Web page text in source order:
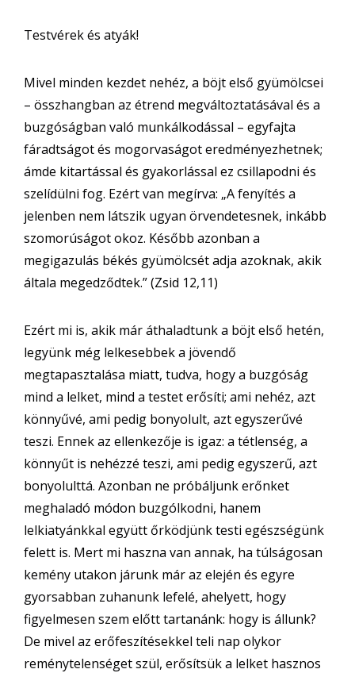
Testvérek és atyák!
Mivel minden kezdet nehéz, a böjt első gyümölcsei
– összhangban az étrend megváltoztatásával és a
buzgóságban való munkálkodással – egyfajta
fáradtságot és mogorvaságot eredményezhetnek;
ámde kitartással és gyakorlással ez csillapodni és
szelídülni fog. Ezért van megírva: „A fenyítés a
jelenben nem látszik ugyan örvendetesnek, inkább
szomorúságot okoz. Később azonban a
megigazulás békés gyümölcsét adja azoknak, akik
általa megedződtek.” (Zsid 12,11)
Ezért mi is, akik már áthaladtunk a böjt első hetén,
legyünk még lelkesebbek a jövendő
megtapasztalása miatt, tudva, hogy a buzgóság
mind a lelket, mind a testet erősíti; ami nehéz, azt
könnyűvé, ami pedig bonyolult, azt egyszerűvé
teszi. Ennek az ellenkezője is igaz: a tétlenség, a
könnyűt is nehézzé teszi, ami pedig egyszerű, azt
bonyolulttá. Azonban ne próbáljunk erőnket
meghaladó módon buzgólkodni, hanem
lelkiatyánkkal együtt őrködjünk testi egészségünk
felett is. Mert mi haszna van annak, ha túlságosan
kemény utakon járunk már az elején és egyre
gyorsabban zuhanunk lefelé, ahelyett, hogy
figyelmesen szem előtt tartanánk: hogy is állunk?
De mivel az erőfeszítésekkel teli nap olykor
reménytelenséget szül, erősítsük a lelket hasznos